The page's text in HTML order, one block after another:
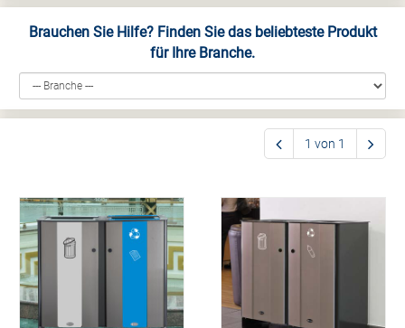
Brauchen Sie Hilfe? Finden Sie das beliebteste Produkt
für Ihre Branche.
1 von 1